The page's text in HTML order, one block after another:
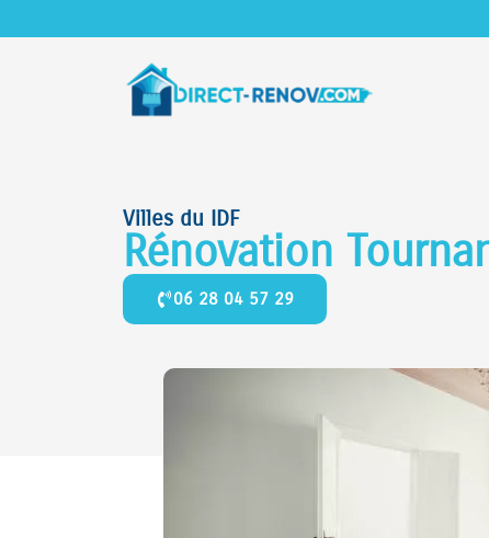
Villes du IDF
Rénovation
06 28 04 57 29